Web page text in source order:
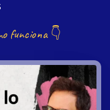
funciona 👇